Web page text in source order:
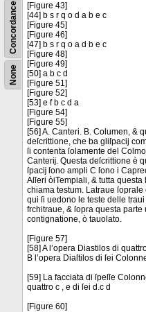
None
Concordance
[Figure 43]
[44] b s r q o d a b e c
[Figure 45]
[Figure 46]
[47] b s r q o a d b e c
[Figure 48]
[Figure 49]
[50] a b c d
[Figure 51]
[Figure 52]
[53] e f b c d a
[Figure 54]
[Figure 55]
[56] A. Canteri. B. Columen, &
deſcrittione, che ba gliſpacij
ſi contenta ſolamente del
Canterĳ. Questa deſcrittione è
ſpacĳ ſono ampli C ſono i
Aſſeri òiTempiali, & tutta questa
chiama testum. Latraue
qui ſi uedono le teste delle traui
frchitraue, & ſopra questa parte
contignatione, ò tauolato.
[Figure 57]
[58] A l’opera Diastilos di
B l’opera Diaſtilos di ſei
[59] La facciata di ſpeſſe
quattro c , e di ſei d.c d
[Figure 60]